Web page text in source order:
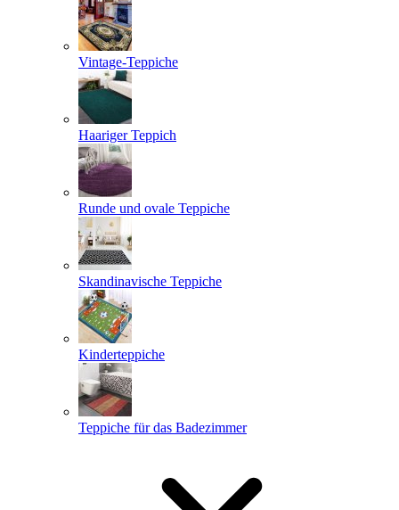
Vintage-Teppiche
Haariger Teppich
Runde und ovale Teppiche
Skandinavische Teppiche
Kinderteppiche
Teppiche für das Badezimmer